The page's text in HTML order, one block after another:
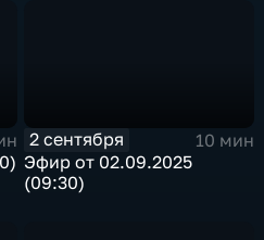
2 сентября
10 мин
Эфир от 02.09.2025
(09:30)